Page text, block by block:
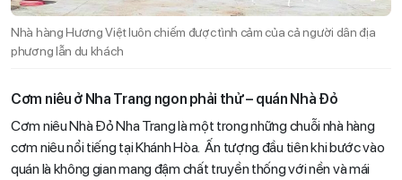
Nhà hàng Hương Việt luôn chiếm được tình cảm của cả người dân địa
phương lẫn du khách
Cơm niêu ở Nha Trang ngon phải thử – quán Nhà Đỏ
Cơm niêu Nhà Đỏ Nha Trang là một trong những chuỗi nhà hàng
cơm niêu nổi tiếng tại Khánh Hòa. Ấn tượng đầu tiên khi bước vào
quán là không gian mang đậm chất truyền thống với nền và mái